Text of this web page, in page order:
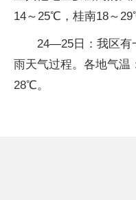
14～25℃，桂南18～
24—25日：我区有
雨天气过程。各地气温
28℃。